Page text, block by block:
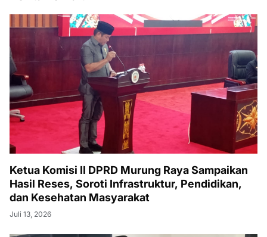
Ketua Komisi II DPRD Murung Raya Sampaikan
Hasil Reses, Soroti Infrastruktur, Pendidikan,
dan Kesehatan Masyarakat
Juli 13, 2026